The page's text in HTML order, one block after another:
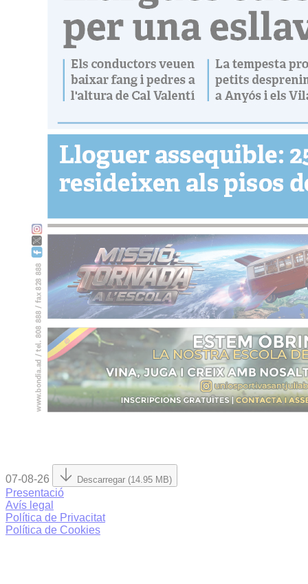
07-08-26 Descarregar (14.95 MB)
Presentació
Avís legal
Política de Privacitat
Política de Cookies